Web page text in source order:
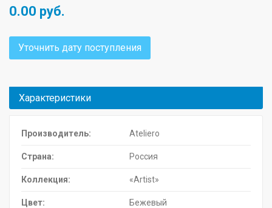
0.00 руб.
Уточнить дату поступления
Характеристики
Производитель: Ateliero
Страна: Россия
Коллекция: «Artist»
Цвет: Бежевый